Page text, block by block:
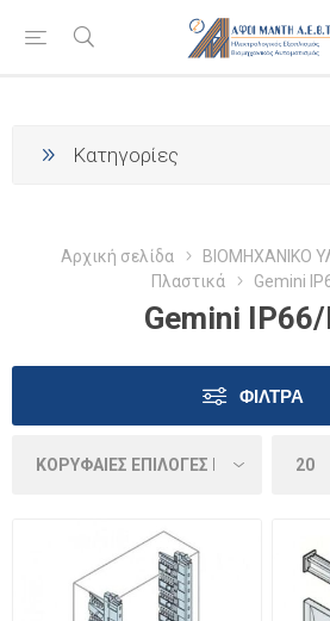
Κατηγορίες
Αρχική σελίδα ΒΙΟΜΗΧΑΝΙΚΟ
Πλαστικά
Gemini
Gemini
ΦΊΛΤΡΑ